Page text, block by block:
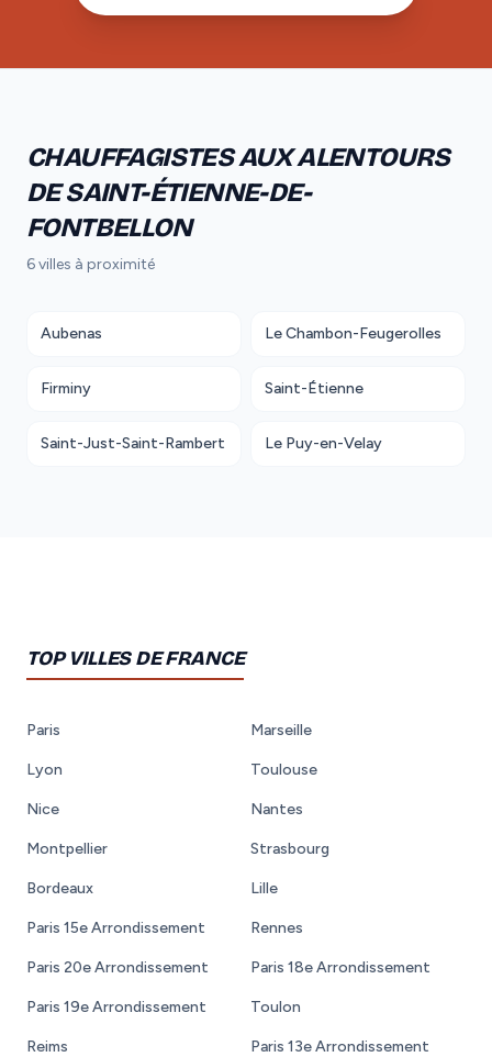
CHAUFFAGISTES AUX ALENTOURS
DE SAINT-ÉTIENNE-DE-
FONTBELLON
6 villes à proximité
Aubenas Le Chambon-Feugerolles
Firminy Saint-Étienne
Saint-Just-Saint-Rambert Le Puy-en-Velay
TOP VILLES DE FRANCE
Paris Marseille
Lyon Toulouse
Nice Nantes
Montpellier Strasbourg
Bordeaux Lille
Paris 15e Arrondissement Rennes
Paris 20e Arrondissement Paris 18e Arrondissement
Paris 19e Arrondissement Toulon
Reims Paris 13e Arrondissement